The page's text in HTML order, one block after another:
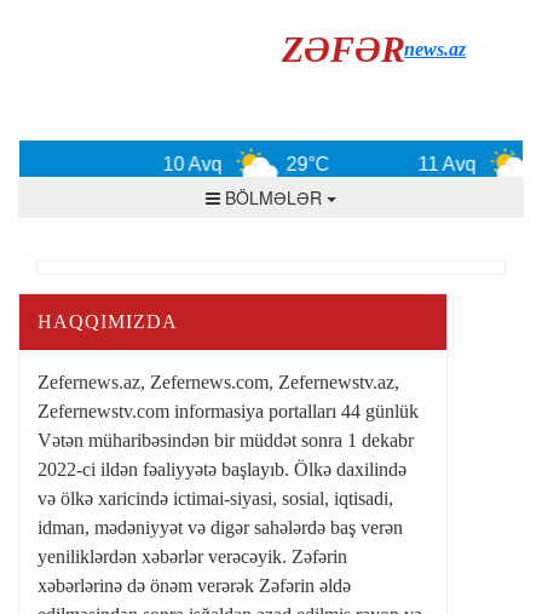
ZƏFƏRnews.az
10 Avq 29°C 11 Avq
BÖLMƏLƏR
HAQQIMIZDA
Zefernews.az, Zefernews.com, Zefernewstv.az,
Zefernewstv.com informasiya portalları 44 günlük
Vətən müharibəsindən bir müddət sonra 1 dekabr
2022-ci ildən fəaliyyətə başlayıb. Ölkə daxilində
və ölkə xaricində ictimai-siyasi, sosial, iqtisadi,
idman, mədəniyyət və digər sahələrdə baş verən
yeniliklərdən xəbərlər verəcəyik. Zəfərin
xəbərlərinə də önəm verərək Zəfərin əldə